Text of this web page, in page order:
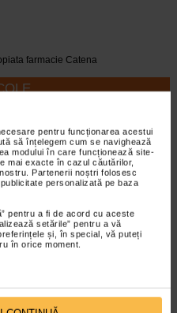
pentru funcționarea acestui
să înțelegem cum se navighează
modului în care funcționează site-
mai exacte în cazul căutărilor,
Partenerii noștri folosesc
personalizată pe baza
pentru a fi de acord cu aceste
setările” pentru a vă
și, în special, vă puteți
în orice moment.
farmacie Catena
inteligenta emotionala:
va puteti imbunatati EQ-ul
si psihice
(EQ) se refera la
a identifica si gestiona
precum si emotiile celorlalti.
6 august 2026
factori declansatori si solutii
termenul medical pentru
de urina, de obicei in